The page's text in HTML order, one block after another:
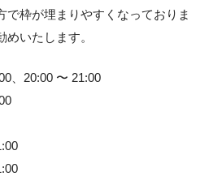
枠が埋まりやすくなっておりま
いたします。
、20:00 〜 21:00